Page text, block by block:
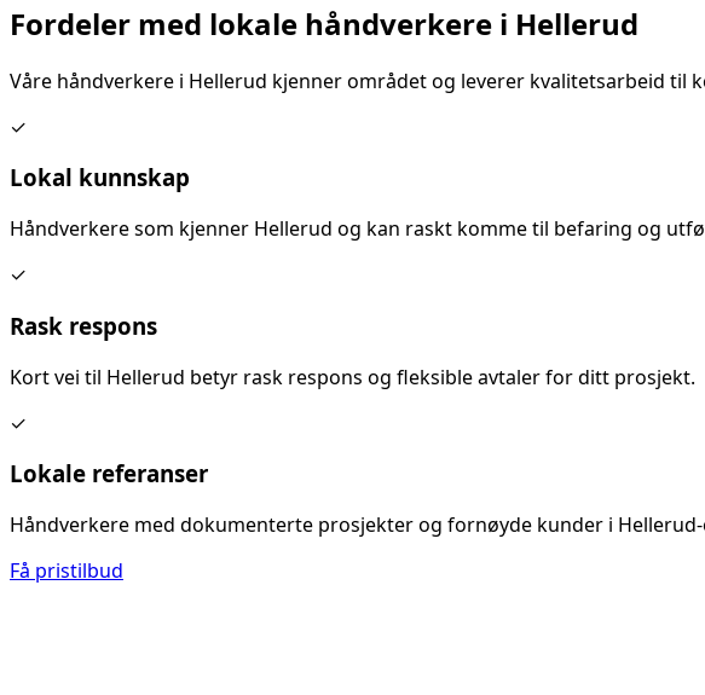
Fordeler med lokale håndverkere i Hellerud
Våre håndverkere i Hellerud kjenner området og leverer kvalitetsarbeid til
✓
Lokal kunnskap
Håndverkere som kjenner Hellerud og kan raskt komme til befaring og
✓
Rask respons
Kort vei til Hellerud betyr rask respons og fleksible avtaler for ditt prosjekt.
✓
Lokale referanser
Håndverkere med dokumenterte prosjekter og fornøyde kunder i Hellerud
Få pristilbud